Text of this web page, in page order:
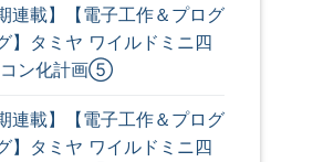
連載】【電子工作＆プログ
】タミヤ ワイルドミニ四
コン化計画⑤
連載】【電子工作＆プログ
】タミヤ ワイルドミニ四